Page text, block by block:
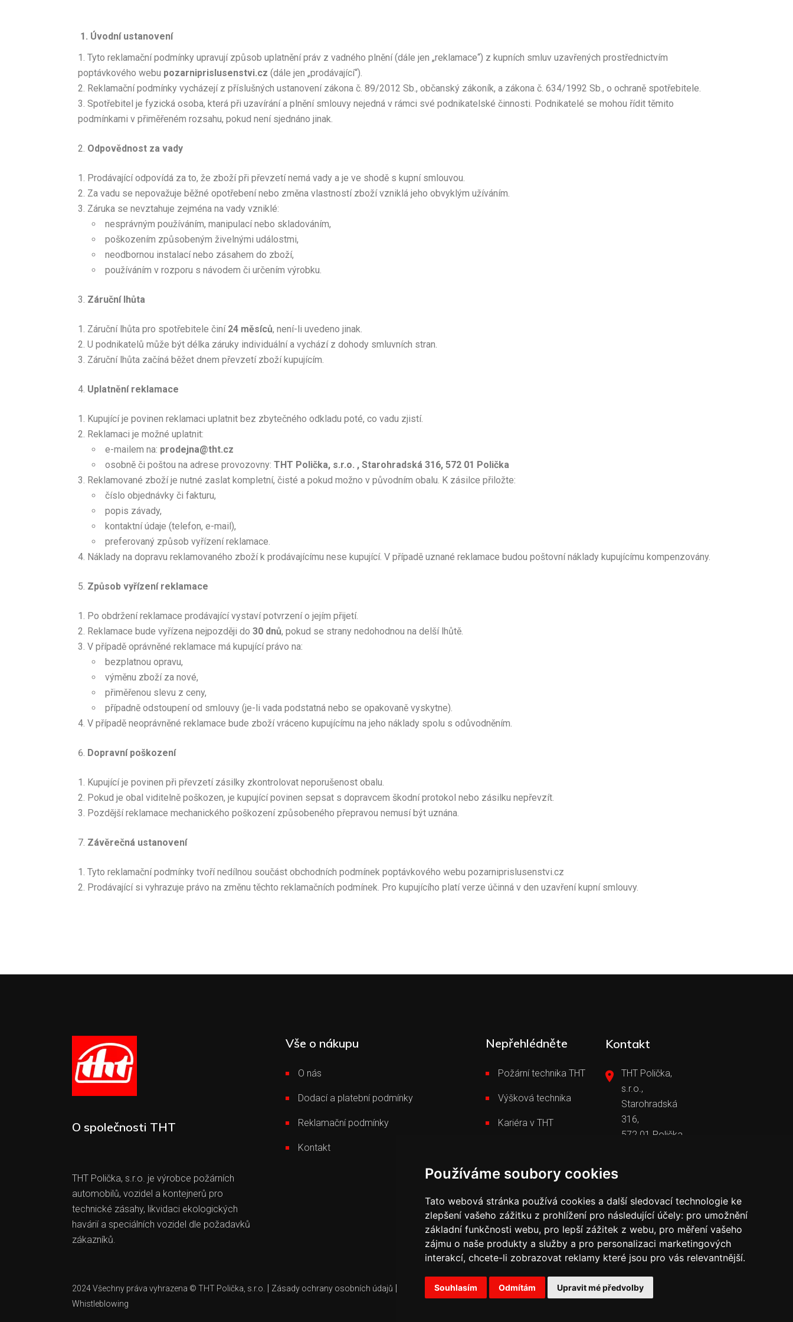
Používáme soubory cookies
Tato webová stránka používá cookies a další sledovací technologie ke
zlepšení vašeho zážitku z prohlížení pro následující účely: pro umožnění
základní funkčnosti webu, pro lepší zážitek z webu, pro měření vašeho
zájmu o naše produkty a služby a pro personalizaci marketingových
interakcí, chcete-li zobrazovat reklamy které jsou pro vás relevantnější.
Souhlasím Odmítám Upravit mé předvolby
1. Úvodní ustanovení
Tyto reklamační podmínky upravují způsob uplatnění práv z vadného plnění (dále jen „reklamace“) z kupních smluv uzavřených prostřednictvím
poptávkového webu pozarniprislusenstvi.cz (dále jen „prodávající“).
Reklamační podmínky vycházejí z příslušných ustanovení zákona č. 89/2012 Sb., občanský zákoník, a zákona č. 634/1992 Sb., o ochraně spotřebitele.
Spotřebitel je fyzická osoba, která při uzavírání a plnění smlouvy nejedná v rámci své podnikatelské činnosti. Podnikatelé se mohou řídit těmito
podmínkami v přiměřeném rozsahu, pokud není sjednáno jinak.
Odpovědnost za vady
Prodávající odpovídá za to, že zboží při převzetí nemá vady a je ve shodě s kupní smlouvou.
Za vadu se nepovažuje běžné opotřebení nebo změna vlastností zboží vzniklá jeho obvyklým užíváním.
Záruka se nevztahuje zejména na vady vzniklé:
nesprávným používáním, manipulací nebo skladováním,
poškozením způsobeným živelnými událostmi,
neodbornou instalací nebo zásahem do zboží,
používáním v rozporu s návodem či určením výrobku.
Záruční lhůta
Záruční lhůta pro spotřebitele činí 24 měsíců, není-li uvedeno jinak.
U podnikatelů může být délka záruky individuální a vychází z dohody smluvních stran.
Záruční lhůta začíná běžet dnem převzetí zboží kupujícím.
Uplatnění reklamace
Kupující je povinen reklamaci uplatnit bez zbytečného odkladu poté, co vadu zjistí.
Reklamaci je možné uplatnit:
e-mailem na: prodejna@tht.cz
osobně či poštou na adrese provozovny: THT Polička, s.r.o. , Starohradská 316, 572 01 Polička
Reklamované zboží je nutné zaslat kompletní, čisté a pokud možno v původním obalu. K zásilce přiložte:
číslo objednávky či fakturu,
popis závady,
kontaktní údaje (telefon, e-mail),
preferovaný způsob vyřízení reklamace.
Náklady na dopravu reklamovaného zboží k prodávajícímu nese kupující. V případě uznané reklamace budou poštovní náklady kupujícímu kompenzovány.
Způsob vyřízení reklamace
Po obdržení reklamace prodávající vystaví potvrzení o jejím přijetí.
Reklamace bude vyřízena nejpozději do 30 dnů, pokud se strany nedohodnou na delší lhůtě.
V případě oprávněné reklamace má kupující právo na:
bezplatnou opravu,
výměnu zboží za nové,
přiměřenou slevu z ceny,
případně odstoupení od smlouvy (je-li vada podstatná nebo se opakovaně vyskytne).
V případě neoprávněné reklamace bude zboží vráceno kupujícímu na jeho náklady spolu s odůvodněním.
Dopravní poškození
Kupující je povinen při převzetí zásilky zkontrolovat neporušenost obalu.
Pokud je obal viditelně poškozen, je kupující povinen sepsat s dopravcem škodní protokol nebo zásilku nepřevzít.
Pozdější reklamace mechanického poškození způsobeného přepravou nemusí být uznána.
Závěrečná ustanovení
Tyto reklamační podmínky tvoří nedílnou součást obchodních podmínek poptávkového webu pozarniprislusenstvi.cz
Prodávající si vyhrazuje právo na změnu těchto reklamačních podmínek. Pro kupujícího platí verze účinná v den uzavření kupní smlouvy.
O společnosti THT
THT Polička, s.r.o. je výrobce požárních
automobilů, vozidel a kontejnerů pro
technické zásahy, likvidaci ekologických
havárií a speciálních vozidel dle požadavků
zákazníků.
Vše o nákupu
O nás
Dodací a platební podmínky
Reklamační podmínky
Kontakt
Nepřehlédněte
Požární technika THT
Výšková technika
Kariéra v THT
Kontakt
THT Polička,
s.r.o.,
Starohradská
316,
572 01 Polička
2024 Všechny práva vyhrazena © THT Polička, s.r.o. | Zásady ochrany osobních údajů | Právní podmínky|
Whistleblowing